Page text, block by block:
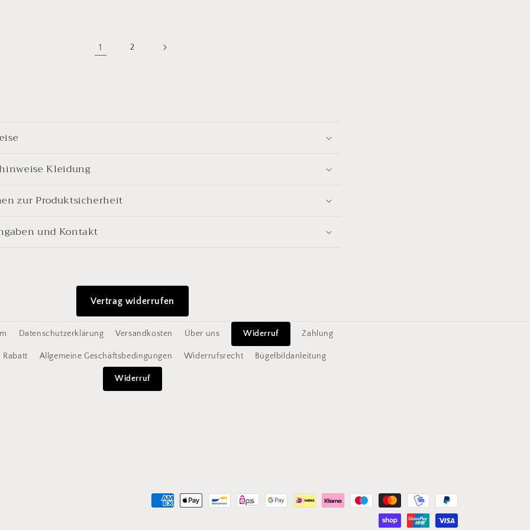
1 2
Kleidung
zur Produktsicherheit
und Kontakt
Vertrag widerrufen
Datenschutzerklärung Versandkosten Über uns Widerruf Zahlung
Rabatt Allgemeine Geschäftsbedingungen Widerrufsrecht Bügelbildanleitung
Widerruf
Zahlungsmethoden